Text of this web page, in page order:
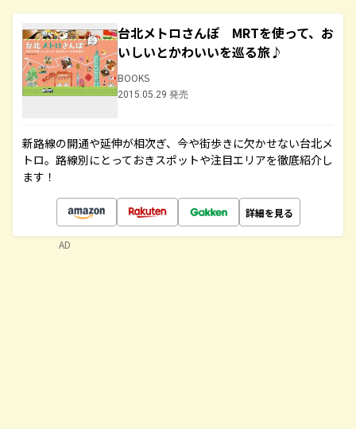
台北メトロさんぽ MRTを使って、お
いしいとかわいいを巡る旅♪
BOOKS
2015.05.29 発売
新路線の開通や延伸が相次ぎ、今や街歩きに欠かせない台北メ
トロ。路線別にとっておきスポットや注目エリアを徹底紹介し
ます！
詳細を見る
AD